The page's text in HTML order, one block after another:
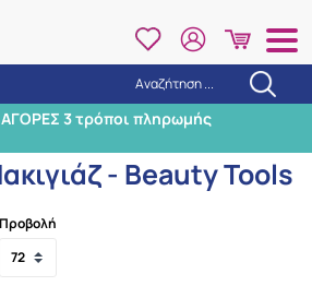
Αναζήτηση ...
3 τρόποι πληρωμής
Αναζήτηση
Αξεσουάρ Μακιγιάζ - Beauty Tools
- Beauty Tools
Προβολή